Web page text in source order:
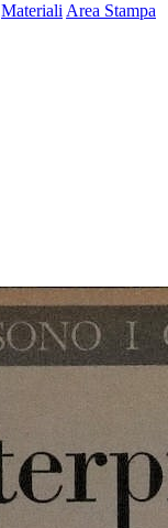
Materiali Area Stampa